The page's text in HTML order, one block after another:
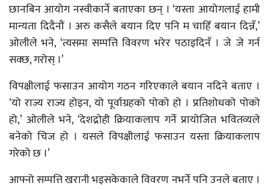
छानबिन आयोग नस्वीकार्ने बताएका छन् । ‘यस्ता आयोगलाई हामी
मान्यता दिदैनौं । अरु कसैले बयान दिए पनि म चाहिँ बयान दिन्नँ,’
ओलीले भने, ‘त्यसमा सम्पत्ति विवरण भरेर पठाइदिनँ । जे जे गर्न
सक्छ, गरोस् ।’
विपक्षीलाई फसाउन आयोग गठन गरिएकाले बयान नदिने बताए ।
‘यो राज्य राज्य होइन, यो पूर्वाग्रहको पोको हो । प्रतिशोधको पोको
हो,’ ओलीले भने, ‘देशद्रोही क्रियाकलाप गर्ने प्रायोजित भवितव्यले
बनेको चिज हो । यसले विपक्षीलाई फसाउन यस्ता क्रियाकलाप
गरेको छ ।’
आफ्नो सम्पत्ति खरानी भइसकेकाले विवरण नभर्ने पनि उनले बताए ।